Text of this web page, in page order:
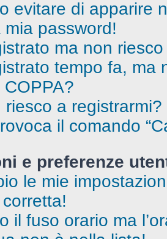
evitare di apparire
password!
ma non
tempo fa, ma
riesco a registrarmi?
il comando
e preferenze
le mie
corretta!
il fuso orario ma